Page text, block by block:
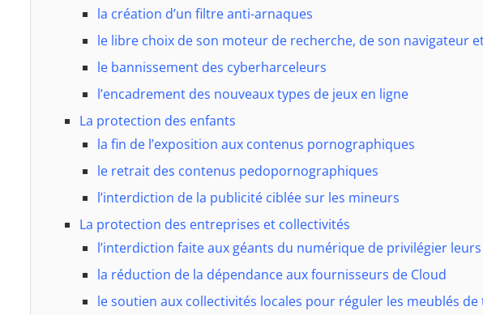
la création d’un filtre anti-arnaques
le libre choix de son moteur de recherche, de son navigateur
le bannissement des cyberharceleurs
l’encadrement des nouveaux types de jeux en ligne
La protection des enfants
la fin de l’exposition aux contenus pornographiques
le retrait des contenus pedopornographiques
l’interdiction de la publicité ciblée sur les mineurs
La protection des entreprises et collectivités
l’interdiction faite aux géants du numérique de privilégier
la réduction de la dépendance aux fournisseurs de Cloud
le soutien aux collectivités locales pour réguler les meublés